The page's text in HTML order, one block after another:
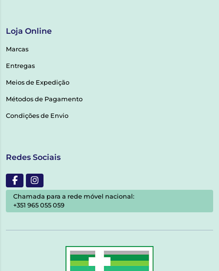
Loja Online
Marcas
Entregas
Meios de Expedição
Métodos de Pagamento
Condições de Envio
Redes Sociais
Chamada para a rede móvel nacional:
+351 965 055 059